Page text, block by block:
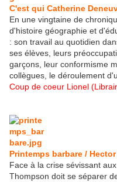
C'est qui Catherine
En une vingtaine de
d'histoire géographie et
: son travail au quotidien
ses élèves, leurs
garçons, leur conformisme
collègues, le déroulement
Coup de coeur Lionel
Printemps barbare /
Face à la crise sévissant
Thompson doit se séparer